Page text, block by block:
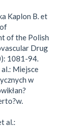
Kaplon B. et
of the Polish
Drug
1081-94.
al.: Miejsce
w
al.: